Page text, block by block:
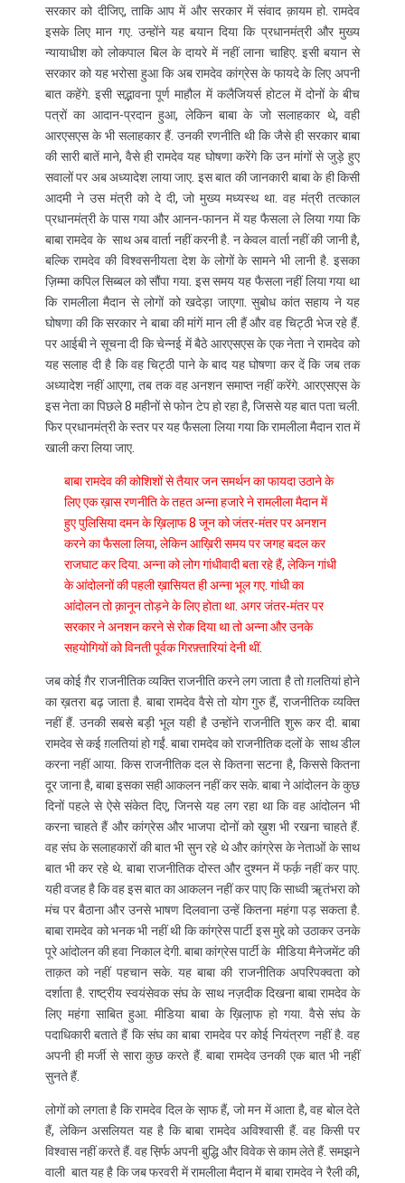
सरकार को दीजिए, ताकि आप में और सरकार में संवाद क़ायम हो. रामदेव
इसके लिए मान गए. उन्होंने यह बयान दिया कि प्रधानमंत्री और मुख्य
न्यायाधीश को लोकपाल बिल के दायरे में नहीं लाना चाहिए. इसी बयान से
सरकार को यह भरोसा हुआ कि अब रामदेव कांग्रेस के फायदे के लिए अपनी
बात कहेंगे. इसी सद्भावना पूर्ण माहौल में कलैजियर्स होटल में दोनों के बीच
पत्रों का आदान-प्रदान हुआ, लेकिन बाबा के जो सलाहकार थे, वही
आरएसएस के भी सलाहकार हैं. उनकी रणनीति थी कि जैसे ही सरकार बाबा
की सारी बातें माने, वैसे ही रामदेव यह घोषणा करेंगे कि उन मांगों से जुड़े हुए
सवालों पर अब अध्यादेश लाया जाए. इस बात की जानकारी बाबा के ही किसी
आदमी ने उस मंत्री को दे दी, जो मुख्य मध्यस्थ था. वह मंत्री तत्काल
प्रधानमंत्री के पास गया और आनन-फानन में यह फैसला ले लिया गया कि
बाबा रामदेव के साथ अब वार्ता नहीं करनी है. न केवल वार्ता नहीं की जानी है,
बल्कि रामदेव की विश्वसनीयता देश के लोगों के सामने भी लानी है. इसका
ज़िम्मा कपिल सिब्बल को सौंपा गया. इस समय यह फैसला नहीं लिया गया था
कि रामलीला मैदान से लोगों को खदेड़ा जाएगा. सुबोध कांत सहाय ने यह
घोषणा की कि सरकार ने बाबा की मांगें मान ली हैं और वह चिट्ठी भेज रहे हैं.
पर आईबी ने सूचना दी कि चेन्नई में बैठे आरएसएस के एक नेता ने रामदेव को
यह सलाह दी है कि वह चिट्ठी पाने के बाद यह घोषणा कर दें कि जब तक
अध्यादेश नहीं आएगा, तब तक वह अनशन समाप्त नहीं करेंगे. आरएसएस के
इस नेता का पिछले 8 महीनों से फोन टेप हो रहा है, जिससे यह बात पता चली.
फिर प्रधानमंत्री के स्तर पर यह फैसला लिया गया कि रामलीला मैदान रात में
खाली करा लिया जाए.
बाबा रामदेव की कोशिशों से तैयार जन समर्थन का फायदा उठाने के
लिए एक ख़ास रणनीति के तहत अन्ना हजारे ने रामलीला मैदान में
हुए पुलिसिया दमन के ख़िला़फ 8 जून को जंतर-मंतर पर अनशन
करने का फैसला लिया, लेकिन आख़िरी समय पर जगह बदल कर
राजघाट कर दिया. अन्ना को लोग गांधीवादी बता रहे हैं, लेकिन गांधी
के आंदोलनों की पहली ख़ासियत ही अन्ना भूल गए. गांधी का
आंदोलन तो क़ानून तोड़ने के लिए होता था. अगर जंतर-मंतर पर
सरकार ने अनशन करने से रोक दिया था तो अन्ना और उनके
सहयोगियों को विनती पूर्वक गिरफ़्तारियां देनी थीं.
जब कोई ग़ैर राजनीतिक व्यक्ति राजनीति करने लग जाता है तो ग़लतियां होने
का ख़तरा बढ़ जाता है. बाबा रामदेव वैसे तो योग गुरु हैं, राजनीतिक व्यक्ति
नहीं हैं. उनकी सबसे बड़ी भूल यही है उन्होंने राजनीति शुरू कर दी. बाबा
रामदेव से कई ग़लतियां हो गईं. बाबा रामदेव को राजनीतिक दलों के साथ डील
करना नहीं आया. किस राजनीतिक दल से कितना सटना है, किससे कितना
दूर जाना है, बाबा इसका सही आकलन नहीं कर सके. बाबा ने आंदोलन के कुछ
दिनों पहले से ऐसे संकेत दिए, जिनसे यह लग रहा था कि वह आंदोलन भी
करना चाहते हैं और कांग्रेस और भाजपा दोनों को ख़ुश भी रखना चाहते हैं.
वह संघ के सलाहकारों की बात भी सुन रहे थे और कांग्रेस के नेताओं के साथ
बात भी कर रहे थे. बाबा राजनीतिक दोस्त और दुश्मन में फर्क़ नहीं कर पाए.
यही वजह है कि वह इस बात का आकलन नहीं कर पाए कि साध्वी ॠतंभरा को
मंच पर बैठाना और उनसे भाषण दिलवाना उन्हें कितना महंगा पड़ सकता है.
बाबा रामदेव को भनक भी नहीं थी कि कांग्रेस पार्टी इस मुद्दे को उठाकर उनके
पूरे आंदोलन की हवा निकाल देगी. बाबा कांग्रेस पार्टी के मीडिया मैनेजमेंट की
ताक़त को नहीं पहचान सके. यह बाबा की राजनीतिक अपरिपक्वता को
दर्शाता है. राष्ट्रीय स्वयंसेवक संघ के साथ नज़दीक दिखना बाबा रामदेव के
लिए महंगा साबित हुआ. मीडिया बाबा के ख़िला़फ हो गया. वैसे संघ के
पदाधिकारी बताते हैं कि संघ का बाबा रामदेव पर कोई नियंत्रण नहीं है. वह
अपनी ही मर्जी से सारा कुछ करते हैं. बाबा रामदेव उनकी एक बात भी नहीं
सुनते हैं.
लोगों को लगता है कि रामदेव दिल के सा़फ हैं, जो मन में आता है, वह बोल देते
हैं, लेकिन असलियत यह है कि बाबा रामदेव अविश्वासी हैं. वह किसी पर
विश्वास नहीं करते हैं. वह स़िर्फ अपनी बुद्धि और विवेक से काम लेते हैं. समझने
वाली बात यह है कि जब फरवरी में रामलीला मैदान में बाबा रामदेव ने रैली की,